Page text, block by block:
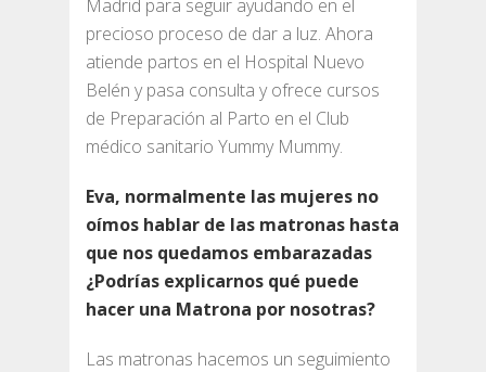
Madrid para seguir ayudando en el
precioso proceso de dar a luz. Ahora
atiende partos en el Hospital Nuevo
Belén y pasa consulta y ofrece cursos
de Preparación al Parto en el Club
médico sanitario Yummy Mummy.
Eva, normalmente las mujeres no
oímos hablar de las matronas hasta
que nos quedamos embarazadas
¿Podrías explicarnos qué puede
hacer una Matrona por nosotras?
Las matronas hacemos un seguimiento